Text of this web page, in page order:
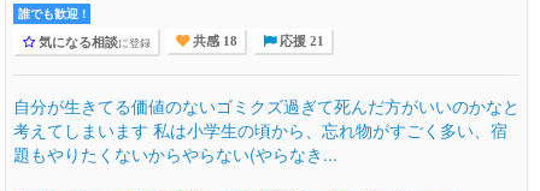
誰でも歓迎 !
気になる相談に登録 共感 18 応援 21
自分が生きてる価値のないゴミクズ過ぎて死んだ方がいいのかなと
考えてしまいます 私は小学生の頃から、忘れ物がすごく多い、宿
題もやりたくないからやらない(やらなき...